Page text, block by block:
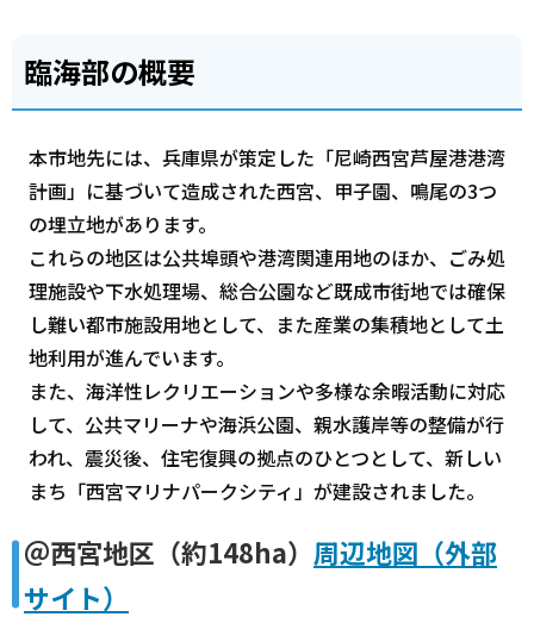
臨海部の概要
本市地先には、兵庫県が策定した「尼崎西宮芦屋港港湾
計画」に基づいて造成された西宮、甲子園、鳴尾の3つ
の埋立地があります。
これらの地区は公共埠頭や港湾関連用地のほか、ごみ処
理施設や下水処理場、総合公園など既成市街地では確保
し難い都市施設用地として、また産業の集積地として土
地利用が進んでいます。
また、海洋性レクリエーションや多様な余暇活動に対応
して、公共マリーナや海浜公園、親水護岸等の整備が行
われ、震災後、住宅復興の拠点のひとつとして、新しい
まち「西宮マリナパークシティ」が建設されました。
＠西宮地区（約148ha） 周辺地図（外部
サイト）